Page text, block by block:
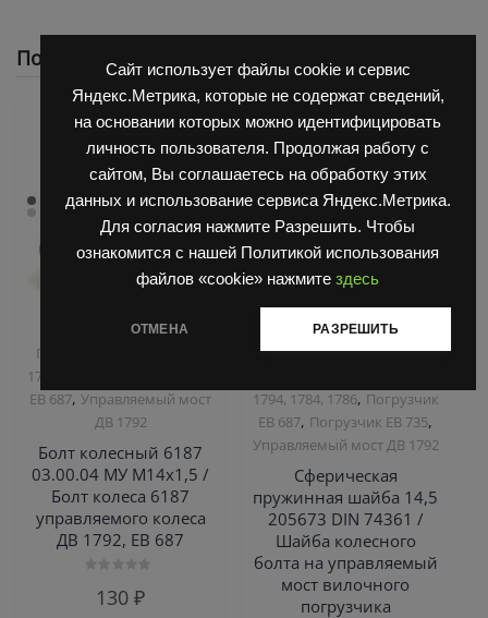
Сайт использует файлы cookie и сервис
Яндекс.Метрика, которые не содержат сведений,
на основании которых можно идентифицировать
личность пользователя. Продолжая работу с
сайтом, Вы соглашаетесь на обработку этих
данных и использование сервиса Яндекс.Метрика.
Для согласия нажмите Разрешить. Чтобы
ознакомится с нашей Политикой использования
файлов «cookie» нажмите здесь
ОТМЕНА РАЗРЕШИТЬ
Похожие
Запчасти Балканкар
Погрузчик ДВ 1792, 1788,
1794, 1784, 1786
ЕВ 687,Управляемый мост
ДВ 1792
Болт колесный 6187
03.00.04 МУ М14х1,5 /
Болт колеса 6187
управляемого колеса
ДВ 1792, ЕВ 687
130₽
Запчасти Балканкар
Погрузчик ДВ 1661 , 1621,
1794, 1784, 1786, Погрузчик
ЕВ 687, Погрузчик ЕВ 735,
Управляемый мост ДВ 1792
Сферическая
пружинная шайба 14,5
205673 DIN 74361 /
Шайба колесного
болта на управляемый
мост вилочного
погрузчика